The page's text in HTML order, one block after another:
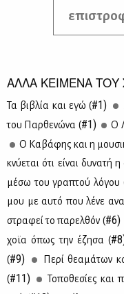
ΑΛΛΑ ΚΕΙΜΕΝΑ ΤΟΥ
Τα βι­βλία και εγώ (#1)
του Παρ­θε­νώ­να (#1) Ο
Ο Κα­βά­φης και η
κνύ­ε­ται ότι εί­ναι
μέ­σω του γρα­πτού λό­γου
μου με αυ­τό που λέ­νε
στρα­φεί το πα­ρελ­θόν (#6)
χοϊα όπως την έζη­σα (
(#9) Πε­ρί θε­α­μά­των
(#11) Το­πο­θε­σί­ες και